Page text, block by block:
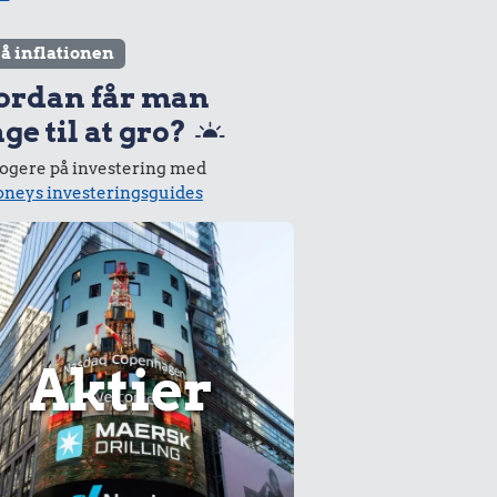
inflationen
får man
til at gro?
på investering med
investeringsguides
Aktier